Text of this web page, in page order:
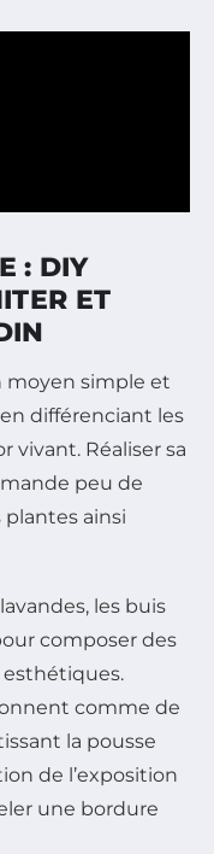
: DIY
ET
moyen simple et
différenciant les
vivant. Réaliser sa
peu de
ainsi
les buis
composer des
esthétiques.
comme de
la pousse
de l’exposition
une bordure